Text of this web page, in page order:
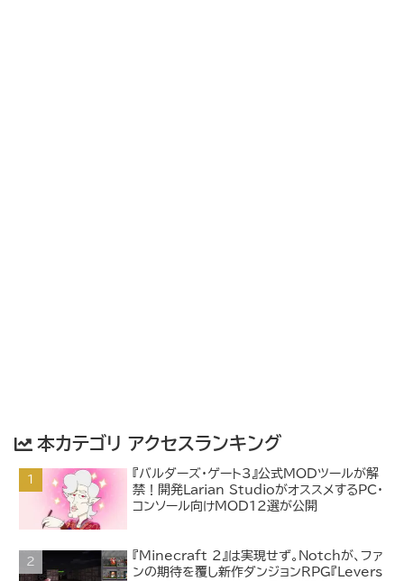
本カテゴリ アクセスランキング
『バルダーズ・ゲート3』公式MODツールが解
禁！開発Larian StudioがオススメするPC・
コンソール向けMOD12選が公開
『Minecraft 2』は実現せず。Notchが、ファ
ンの期待を覆し新作ダンジョンRPG『Levers